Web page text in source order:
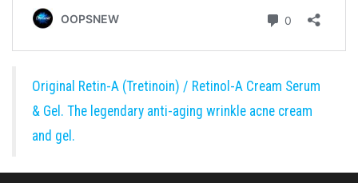
Original Retin-A (Tretinoin) / Retinol-A Cream Serum
& Gel. The legendary anti-aging wrinkle acne cream
and gel.